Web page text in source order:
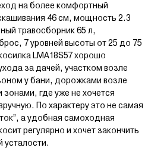
на более комфортный
46 см, мощность 2.3
травосборник 65 л,
7 уровней высоты от 25 до 75
LMA18S57 хорошо
за дачей, участком возле
у бани, дорожками возле
где уже не хочется
По характеру это не самая
а удобная самоходная
регулярно и хочет закончить
усталости.